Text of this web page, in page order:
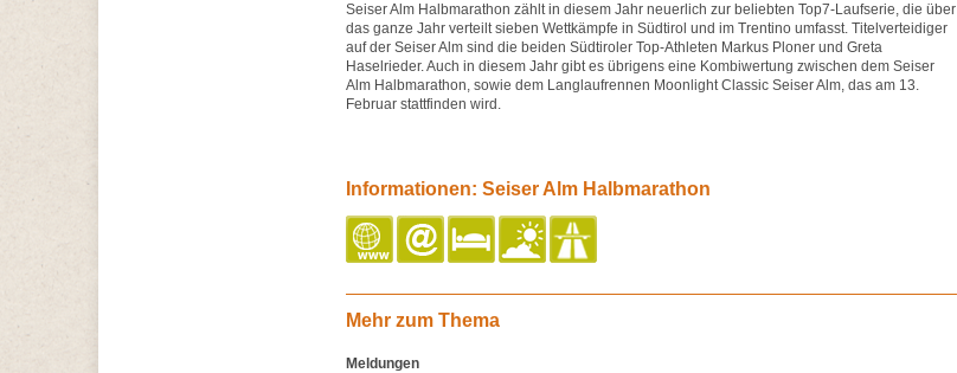
Seiser Alm Halbmarathon zählt in diesem Jahr neuerlich zur beliebten Top7-Laufserie, die über
das ganze Jahr verteilt sieben Wettkämpfe in Südtirol und im Trentino umfasst. Titelverteidiger
auf der Seiser Alm sind die beiden Südtiroler Top-Athleten Markus Ploner und Greta
Haselrieder. Auch in diesem Jahr gibt es übrigens eine Kombiwertung zwischen dem Seiser
Alm Halbmarathon, sowie dem Langlaufrennen Moonlight Classic Seiser Alm, das am 13.
Februar stattfinden wird.
Informationen: Seiser Alm Halbmarathon
Mehr zum Thema
Meldungen